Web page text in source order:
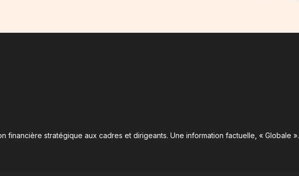
financière stratégique aux cadres et dirigeants. Une information factuelle, « Globale ».